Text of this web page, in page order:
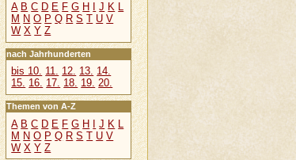
A B C D E F G H J K L
M N O P Q R S T U V
W X Y Z
nach Jahrhunderten
bis 10. 11. 12. 13. 14.
15. 16. 17. 18. 19. 20.
Themen von A-Z
A B C D E F G H I J K L
M N O P Q R S T U V
W X Y Z